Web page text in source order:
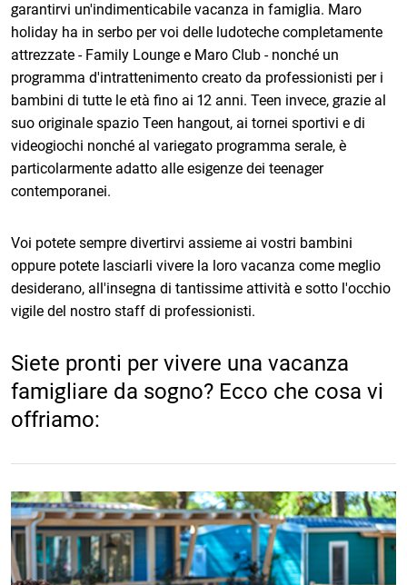
garantirvi un'indimenticabile vacanza in famiglia. Maro
holiday ha in serbo per voi delle ludoteche completamente
attrezzate - Family Lounge e Maro Club - nonché un
programma d'intrattenimento creato da professionisti per i
bambini di tutte le età fino ai 12 anni. Teen invece, grazie al
suo originale spazio Teen hangout, ai tornei sportivi e di
videogiochi nonché al variegato programma serale, è
particolarmente adatto alle esigenze dei teenager
contemporanei.
Voi potete sempre divertirvi assieme ai vostri bambini
oppure potete lasciarli vivere la loro vacanza come meglio
desiderano, all'insegna di tantissime attività e sotto l'occhio
vigile del nostro staff di professionisti.
Siete pronti per vivere una vacanza
famigliare da sogno? Ecco che cosa vi
offriamo: